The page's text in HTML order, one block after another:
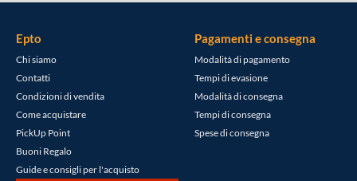
Epto
Chi siamo
Contatti
Condizioni di vendita
Come acquistare
PickUp Point
Buoni Regalo
Guide e consigli per l'acquisto
Pagamenti e consegna
Modalità di pagamento
Tempi di evasione
Modalità di consegna
Tempi di consegna
Spese di consegna